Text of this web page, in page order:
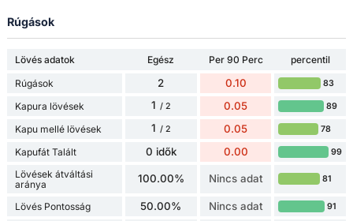
Rúgások
Lövés adatok Egész Per 90 Perc
percentil
Rúgások
2 0.10 83
Kapura lövések 1 / 2 0.05 89
Kapu mellé lövések 1 / 2 0.05 78
Kapufát Talált 0 idők 0.00 99
Lövések átváltási
aránya
100.00% Nincs adat 81
Lövés Pontosság 50.00% Nincs adat 91